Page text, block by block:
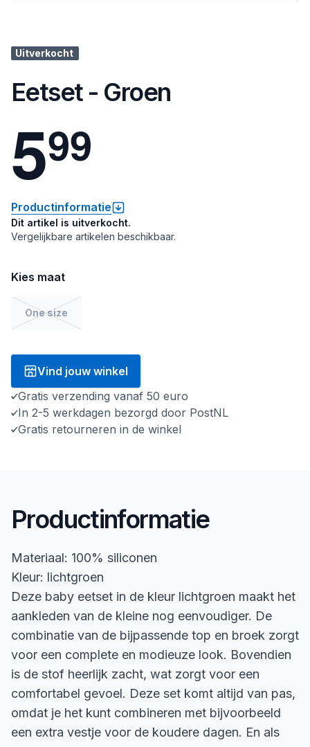
Uitverkocht
Eetset - Groen
599
Productinformatie
Dit artikel is uitverkocht.
Vergelijkbare artikelen beschikbaar.
Kies maat
One size
Vind jouw winkel
Gratis verzending vanaf 50 euro
In 2-5 werkdagen bezorgd door PostNL
Gratis retourneren in de winkel
Productinformatie
Materiaal: 100% siliconen
Kleur: lichtgroen
Deze baby eetset in de kleur lichtgroen maakt het
aankleden van de kleine nog eenvoudiger. De
combinatie van de bijpassende top en broek zorgt
voor een complete en modieuze look. Bovendien
is de stof heerlijk zacht, wat zorgt voor een
comfortabel gevoel. Deze set komt altijd van pas,
omdat je het kunt combineren met bijvoorbeeld
een extra vestje voor de koudere dagen. En als